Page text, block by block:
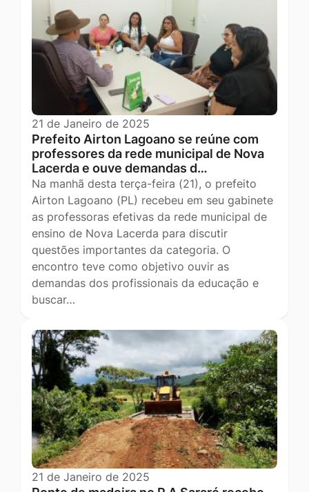
21 de Janeiro de 2025
Prefeito Airton Lagoano se reúne com
professores da rede municipal de Nova
Lacerda e ouve demandas d…
Na manhã desta terça-feira (21), o prefeito
Airton Lagoano (PL) recebeu em seu gabinete
as professoras efetivas da rede municipal de
ensino de Nova Lacerda para discutir
questões importantes da categoria. O
encontro teve como objetivo ouvir as
demandas dos profissionais da educação e
buscar…
21 de Janeiro de 2025